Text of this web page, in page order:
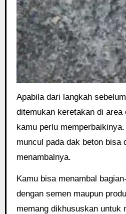
Apabila dari langkah
ditemukan keretakan di area
kamu perlu
muncul pada dak beton bisa
menambalnya.
Kamu bisa menambal
dengan semen maupun
memang dikhususkan untuk